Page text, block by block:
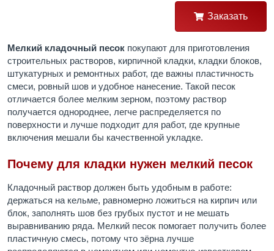
Заказать
Мелкий кладочный песок покупают для приготовления
строительных растворов, кирпичной кладки, кладки блоков,
штукатурных и ремонтных работ, где важны пластичность
смеси, ровный шов и удобное нанесение. Такой песок
отличается более мелким зерном, поэтому раствор
получается однороднее, легче распределяется по
поверхности и лучше подходит для работ, где крупные
включения мешали бы качественной укладке.
Почему для кладки нужен мелкий песок
Кладочный раствор должен быть удобным в работе:
держаться на кельме, равномерно ложиться на кирпич или
блок, заполнять шов без грубых пустот и не мешать
выравниванию ряда. Мелкий песок помогает получить более
пластичную смесь, потому что зёрна лучше